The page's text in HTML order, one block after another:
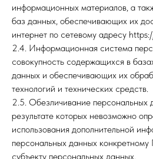
информационных материалов, а
баз данных, обеспечивающих их
интернет по сетевому адресу
2.4. Информационная система
совокупность содержащихся в
данных и обеспечивающих их
технологий и технических средств.
2.5. Обезличивание персональных
результате которых невозможно
использования дополнительной
персональных данных
субъекту персональных данных.